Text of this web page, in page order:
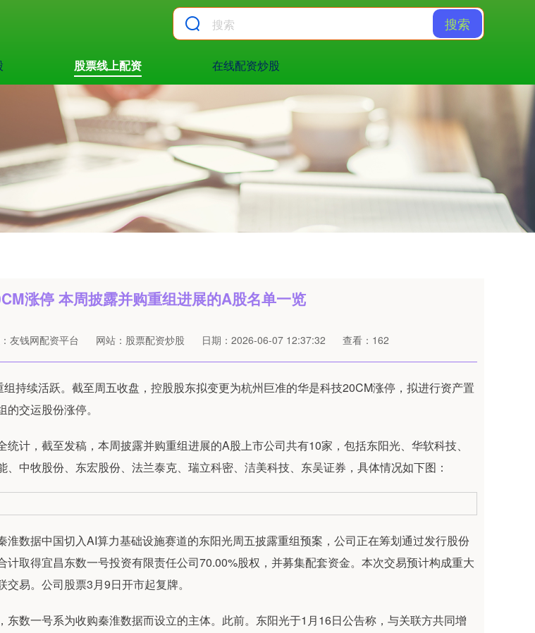
搜索
股票线上配资 在线配资炒股
涨停 本周披露并购重组进展的A股名单一览
友钱网配资平台 网站：股票配资炒股 日期：2026-06-07 12:37:32 查看：162
续活跃。截至周五收盘，控股股东拟变更为杭州巨准的华是科技20CM涨停，拟进行资产置
交运股份涨停。
计，截至发稿，本周披露并购重组进展的A股上市公司共有10家，包括东阳光、华软科技、
、中牧股份、东宏股份、法兰泰克、瑞立科密、洁美科技、东吴证券，具体情况如下图：
数据中国切入AI算力基础设施赛道的东阳光周五披露重组预案，公司正在筹划通过发行股份
计取得宜昌东数一号投资有限责任公司70.00%股权，并募集配套资金。本次交易预计构成重大
交易。公司股票3月9日开市起复牌。
数一号系为收购秦淮数据而设立的主体。此前。东阳光于1月16日公告称，与关联方共同增